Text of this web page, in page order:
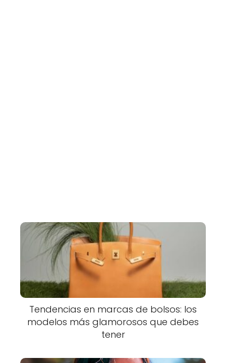
Tendencias en marcas de bolsos: los
modelos más glamorosos que debes
tener